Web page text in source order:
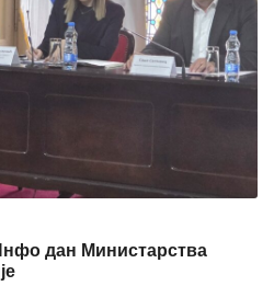
дан Министарства